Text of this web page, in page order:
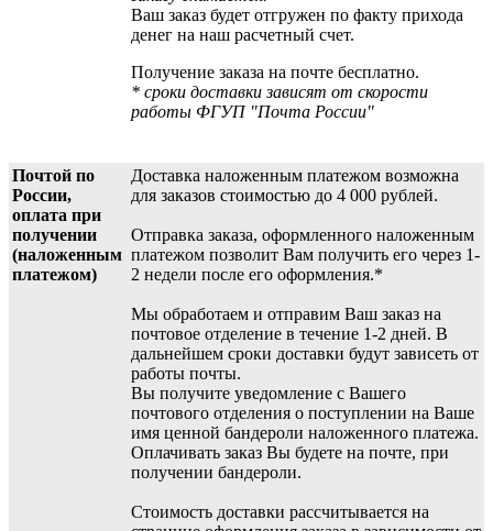
Ваш заказ будет отгружен по факту прихода
денег на наш расчетный счет.
Получение заказа на почте бесплатно.
* сроки доставки зависят от скорости
работы ФГУП "Почта России"
Почтой по
России,
оплата при
получении
(наложенным
платежом)
Доставка наложенным платежом возможна
для заказов стоимостью до 4 000 рублей.
Отправка заказа, оформленного наложенным
платежом позволит Вам получить его через 1-
2 недели после его оформления.*
Мы обработаем и отправим Ваш заказ на
почтовое отделение в течение 1-2 дней. В
дальнейшем сроки доставки будут зависеть от
работы почты.
Вы получите уведомление с Вашего
почтового отделения о поступлении на Ваше
имя ценной бандероли наложенного платежа.
Оплачивать заказ Вы будете на почте, при
получении бандероли.
Стоимость доставки рассчитывается на